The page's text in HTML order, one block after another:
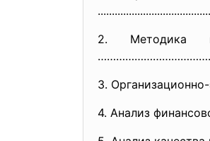
..............................
2. Методика
3.
4. Анализ